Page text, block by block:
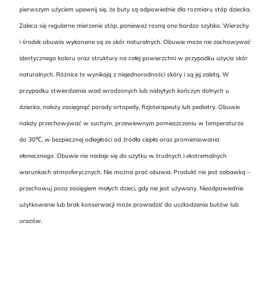
pierwszym użyciem upewnij się, że buty są odpowiednie dla rozmiaru stóp dziecka.
Zaleca się regularne mierzenie stóp, ponieważ rosną one bardzo szybko. Wierzchy
i środek obuwia wykonane są ze skór naturalnych. Obuwie może nie zachowywać
identycznego koloru oraz struktury na całej powierzchni w przypadku użycia skór
naturalnych. Różnice te wynikają z niejednorodności skóry i są jej zaletą. W
przypadku stwierdzenia wad wrodzonych lub nabytych kończyn dolnych u
dziecka, należy zasięgnąć porady ortopedy, fizjoterapeuty lub pediatry. Obuwie
należy przechowywać w suchym, przewiewnym pomieszczeniu w temperaturze
do 30℃, w bezpiecznej odległości od źródła ciepła oraz promieniowania
słonecznego. Obuwie nie nadaje się do użytku w trudnych i ekstremalnych
warunkach atmosferycznych. Nie można prać obuwia. Produkt nie jest zabawką –
przechowuj poza zasięgiem małych dzieci, gdy nie jest używany. Nieodpowiednie
użytkowanie lub brak konserwacji może prowadzić do uszkodzenia butów lub
urazów.